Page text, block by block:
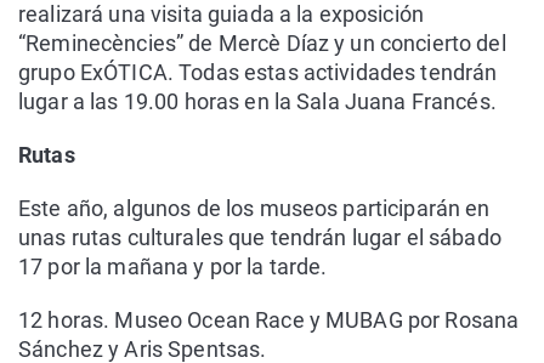
realizará una visita guiada a la exposición
“Reminecències” de Mercè Díaz y un concierto del
grupo ExÓTICA. Todas estas actividades tendrán
lugar a las 19.00 horas en la Sala Juana Francés.
Rutas
Este año, algunos de los museos participarán en
unas rutas culturales que tendrán lugar el sábado
17 por la mañana y por la tarde.
12 horas. Museo Ocean Race y MUBAG por Rosana
Sánchez y Aris Spentsas.